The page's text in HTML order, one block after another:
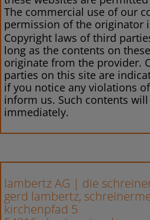
The commercial use of our
permission of the originator
Copyright laws of third
long as the contents on
originate from the provider.
parties on this site are
if you notice any violations
inform us. Such contents
immediately.
lambertz AG | die
gerd lambertz,
kirchenpfad 5